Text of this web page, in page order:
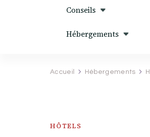
Conseils
Hébergements
Accueil Hébergements
HÔTELS